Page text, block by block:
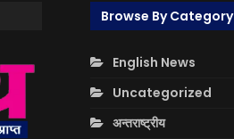
Browse By Category
English News
Uncategorized
अन्तराष्ट्रीय